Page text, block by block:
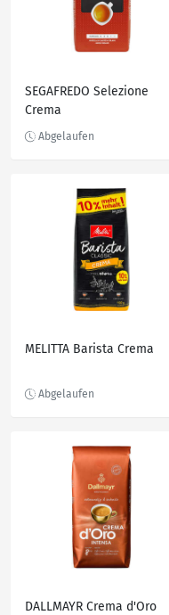
SEGAFREDO Selezione
Crema
MELITTA Barista Crema
DALLMAYR Crema d'Oro